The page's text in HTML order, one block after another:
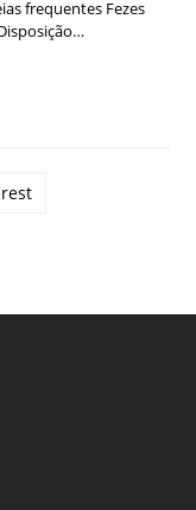
frequentes Fezes